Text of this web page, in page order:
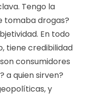
Tengo la
tomaba drogas?
En todo
tiene credibilidad
consumidores
a quien sirven?
y